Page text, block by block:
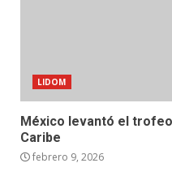
LIDOM
México levantó el
Caribe
febrero 9, 2026